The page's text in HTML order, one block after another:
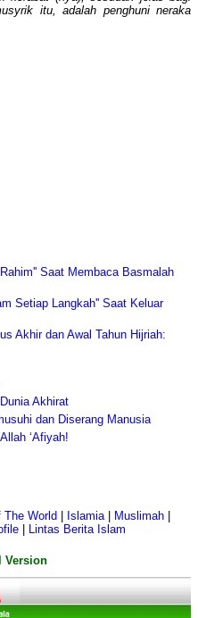
itu, adalah penghuni neraka
Saat Membaca Basmalah
Setiap Langkah'' Saat Keluar
Akhir dan Awal Tahun Hijriah:
Akhirat
dan Diserang Manusia
‘Afiyah!
The World Islamia| Muslimah|
Lintas Berita Islam
Version